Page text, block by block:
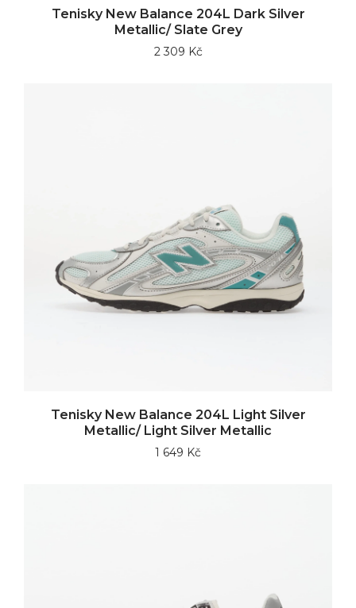
Tenisky New Balance 204L Dark Silver
Metallic/ Slate Grey
2 309 Kč
Tenisky New Balance 204L Light Silver
Metallic/ Light Silver Metallic
1 649 Kč